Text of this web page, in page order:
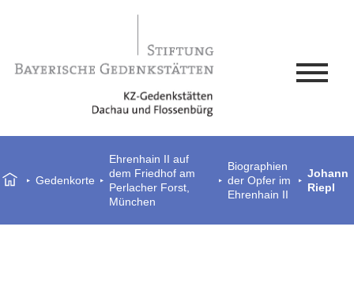
Gedenkorte
Ehrenhain II auf
dem Friedhof am
Perlacher Forst,
München
Biographien
der Opfer im
Ehrenhain II
Johann
Riepl